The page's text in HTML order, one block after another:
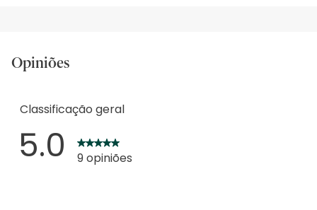
Opiniões
Classificação geral
5.0 9 opiniões